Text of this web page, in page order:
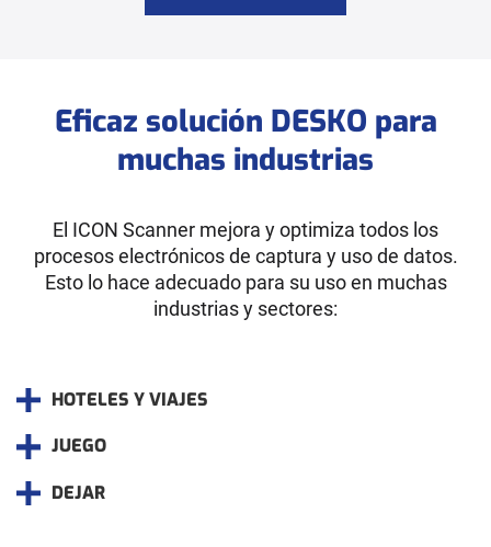
Eficaz solución DESKO para
muchas industrias
El ICON Scanner mejora y optimiza todos los
procesos electrónicos de captura y uso de datos.
Esto lo hace adecuado para su uso en muchas
industrias y sectores:
HOTELES Y VIAJES
JUEGO
DEJAR